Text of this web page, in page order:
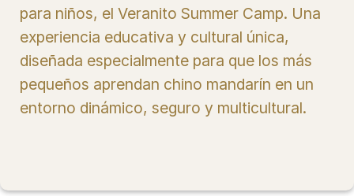
para niños, el Veranito Summer Camp. Una
experiencia educativa y cultural única,
diseñada especialmente para que los más
pequeños aprendan chino mandarín en un
entorno dinámico, seguro y multicultural.